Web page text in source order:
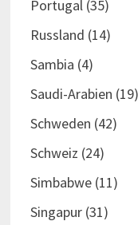
Portugal (35)
Russland (14)
Sambia (4)
Saudi-Arabien (19)
Schweden (42)
Schweiz (24)
Simbabwe(11)
Singapur(31)